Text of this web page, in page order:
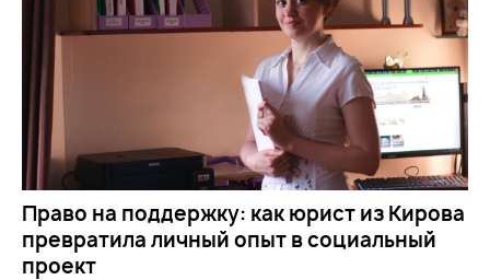
Право на поддержку: как юрист из Кирова
превратила личный опыт в социальный
проект